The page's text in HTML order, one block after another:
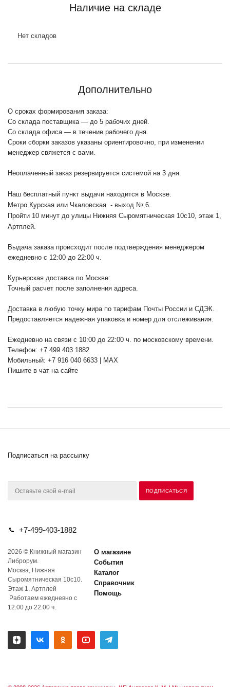
Наличие на складе
Нет складов
Дополнительно
О сроках формирования заказа:
Со склада поставщика — до 5 рабочих дней.
Со склада офиса — в течение рабочего дня.
Сроки сборки заказов указаны ориентировочно, при изменении
менеджер свяжется с вами.
Неоплаченный заказ резервируется системой на 3 дня.
Наш бесплатный пункт выдачи находится в Москве.
Метро Курская или Чкаловская - выход № 6.
Пройти 10 минут до улицы Нижняя Сыромятническая 10с10, этаж 1,
Артплей.
Выдача заказа происходит после подтверждения менеджером
ежедневно с 12:00 до 22:00 ч.
Курьерская доставка по Москве:
Точный расчет после заполнения адреса.
Доставка в любую точку мира по тарифам Почты России и СДЭК.
Предоставляется надежная упаковка и номер для отслеживания.
Ежедневно на связи с 10:00 до 22:00 ч. по московскому времени.
Телефон: +7 499 403 1882
Мобильный: +7 916 040 6633 | MAX
Пишите в чат на сайте
Подписаться на рассылку
+7-499-403-1882
2026 © Книжный магазин
Либрорум.
Москва, Нижняя
Сыромятническая 10с10.
Этаж 1. Артплей
Работаем ежедневно с
12:00 до 22:00 ч.
О магазине
События
Каталог
Справочник
Помощь